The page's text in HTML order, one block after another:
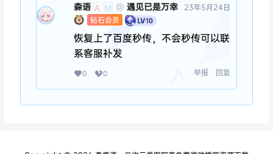
森语 A M @ 遇见已是万幸
钻石会员
23年5月24日
恢复上了百度秒传，不会秒传可以联
系客服补发
0 0 举报 回复